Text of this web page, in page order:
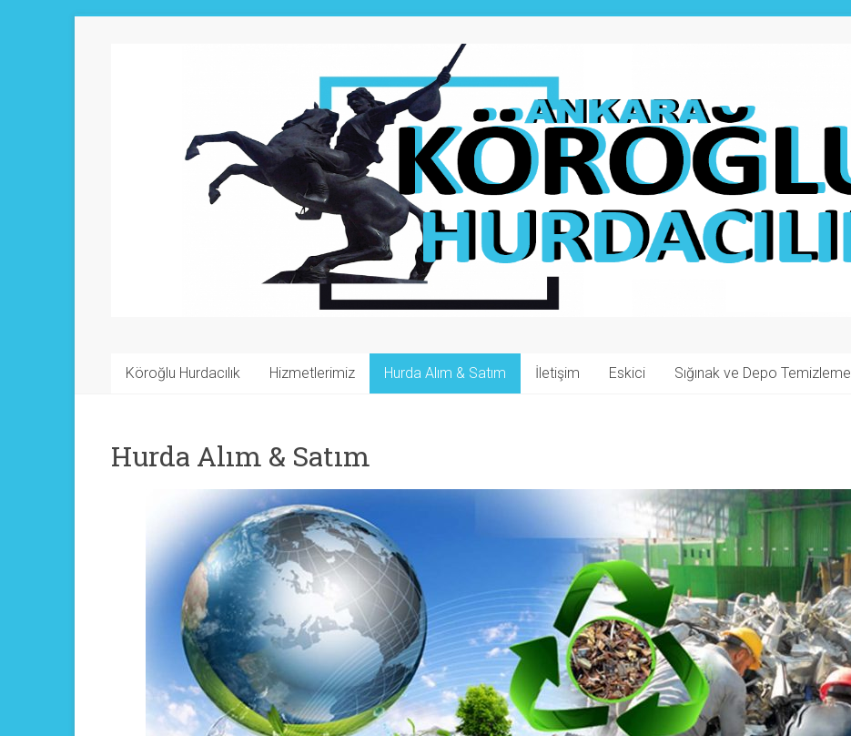
Köroğlu Hurdacılık Hizmetlerimiz Hurda Alım & Satım İletişim Eskici Sığınak ve Depo Temizleme
Hurda Alım & Satım